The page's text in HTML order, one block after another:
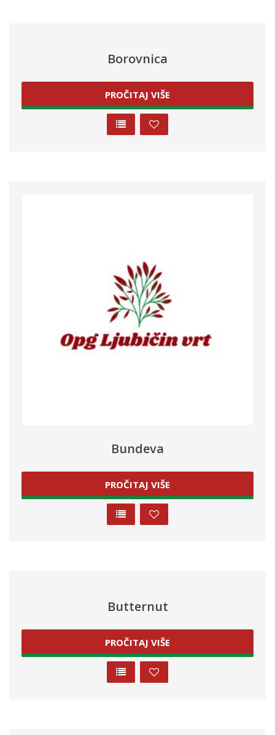
Borovnica
PROČITAJ VIŠE
Bundeva
PROČITAJ VIŠE
Butternut
PROČITAJ VIŠE